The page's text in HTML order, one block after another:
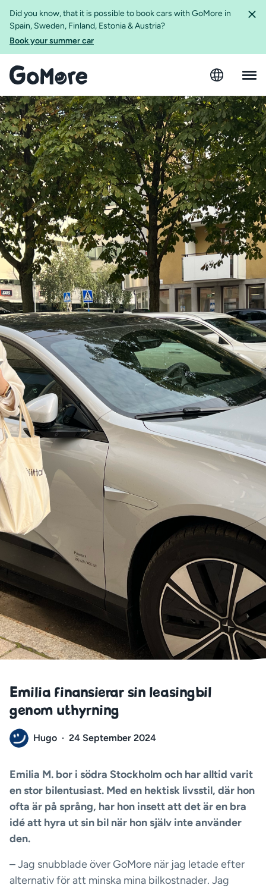
Did you know, that it is possible to book cars with GoMore in
Spain, Sweden, Finland, Estonia & Austria?
Book your summer car
Emilia finansierar sin leasingbil
genom uthyrning
Hugo · 24 September 2024
Emilia M. bor i södra Stockholm och har alltid varit
en stor bilentusiast. Med en hektisk livsstil, där hon
ofta är på språng, har hon insett att det är en bra
idé att hyra ut sin bil när hon själv inte använder
den.
– Jag snubblade över GoMore när jag letade efter
alternativ för att minska mina bilkostnader. Jag